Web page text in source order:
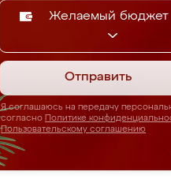
Желаемый бюджет
Отправить
Я соглашаюсь на передачу
согласно Политике
Пользовательскому соглашению